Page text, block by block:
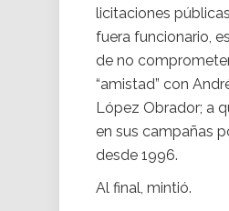
licitaciones
fuera funcionario,
de no
“amistad” con
López Obrador; a
en sus campañas
desde 1996.
Al final, mintió.